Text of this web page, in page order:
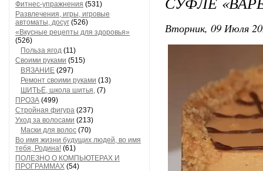
Фитнес-упражнения (531)
Развлечения, игры, игровые
автоматы, досуг (526)
«Вкусные рецепты для здоровья»
(526)
Польза ягод (11)
Своими руками (515)
ВЯЗАНИЕ (297)
Ремонт своими руками (13)
ШИТЬЁ, школа шитья, (7)
ПРОЗА (499)
Стройная фигура (237)
Уход за волосами (213)
Маски для волос (70)
Во имя жизни будущих людей, во имя
тебя, Родина! (61)
ПОЛЕЗНО О КОМПЬЮТЕРАХ И
ПРОГРАММАХ (54)
Вторник, 09 Июля